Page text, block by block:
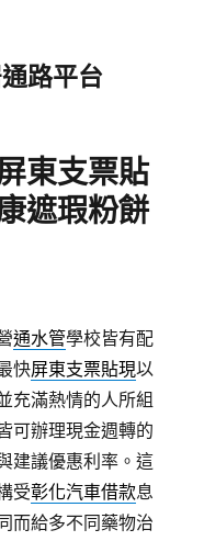
路平台
東支票貼
遮瑕粉餅
通水管學校皆有配
快屏東支票貼現以
充滿熱情的人所組
可辦理現金週轉的
建議優惠利率。這
受彰化汽車借款息
而給多不同藥物治